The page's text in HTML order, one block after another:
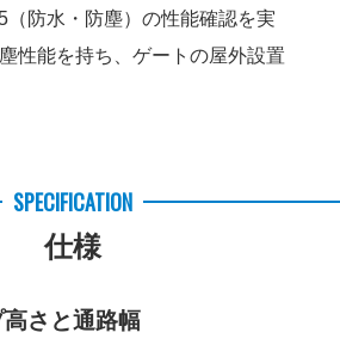
（防水・防塵）の性能確認を実
性能を持ち、ゲートの屋外設置
SPECIFICATION
仕様
さと通路幅